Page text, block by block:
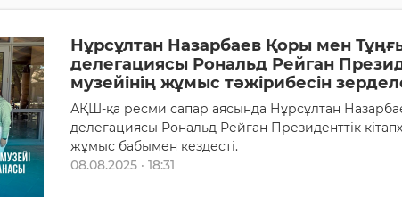
Нұрсұлтан Назарбаев Қоры мен
делегациясы Рональд Рейган
музейінің жұмыс тәжірибесін
АҚШ-қа ресми сапар аясында Нұрсұлтан
делегациясы Рональд Рейган Президенттік
жұмыс бабымен кездесті.
08.08.2025 · 18:31